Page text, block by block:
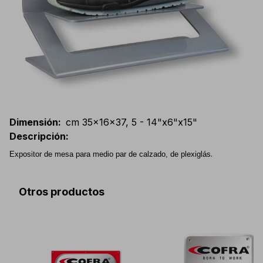
Dimensión: cm 35x16x37, 5 - 14"x6"x15"
Descripción:
Expositor de mesa para medio par de calzado, de plexiglás.
Otros productos